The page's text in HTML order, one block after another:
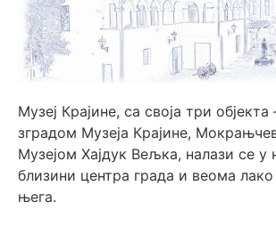
Музеј Крајине, са своја три
зградом Музеја Крајине,
Музејом Хајдук Вељка, налази се у
близини центра града и веома
њега.